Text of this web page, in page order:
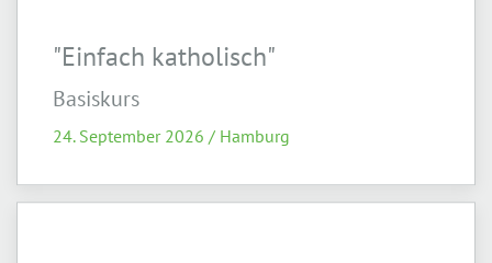
"Einfach katholisch"
Basiskurs
24. September 2026 / Hamburg